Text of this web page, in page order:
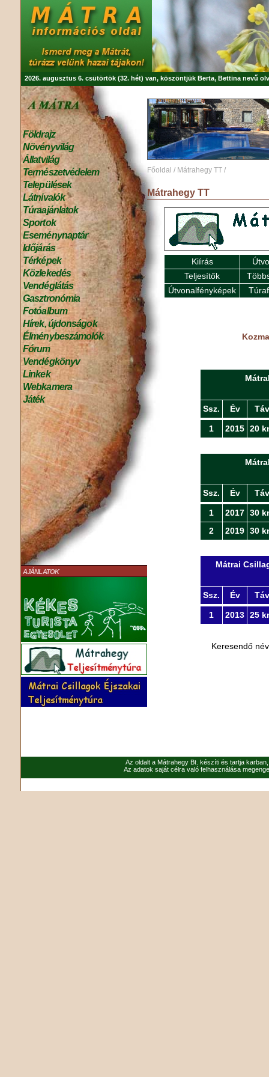
2026. augusztus 6. csütörtök (32. hét) van, köszöntjük Berta, Bettina nevű
Földrajz
Növényvilág
Állatvilág
Természetvédelem
Települések
Látnivalók
Túraajánlatok
Sportok
Eseménynaptár
Időjárás
Térképek
Közlekedés
Vendéglátás
Gasztronómia
Fotóalbum
Hírek, újdonságok
Élménybeszámolók
Fórum
Vendégkönyv
Linkek
Webkamera
Játék
AJÁNLATOK
Főoldal / Mátrahegy TT /
Mátrahegy TT
Kiírás
Teljesítők
Útvonalfényképek
Ssz. Év Táv
1 2015 20
Ssz. Év Táv
1 2017 30
2
2019 30
Mátrai
Ssz. Év Táv
1 2013 25
Keresendő
Az oldalt a Mátrahegy Bt. készíti és tartja
Az adatok saját célra való felhasználása